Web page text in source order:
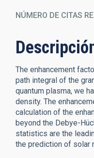
NÚMERO DE CITAS
The enhancement
path integral of the
quantum plasma, we
density. The
calculation of the
beyond the Debye-
statistics are the
the prediction of solar